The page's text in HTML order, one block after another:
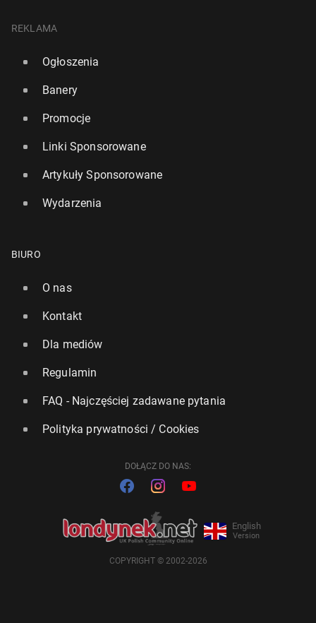
REKLAMA
Ogłoszenia
Banery
Promocje
Linki Sponsorowane
Artykuły Sponsorowane
Wydarzenia
BIURO
O nas
Kontakt
Dla mediów
Regulamin
FAQ - Najczęściej zadawane pytania
Polityka prywatności / Cookies
DOŁĄCZ DO NAS:
English
Version
COPYRIGHT © 2002-2026